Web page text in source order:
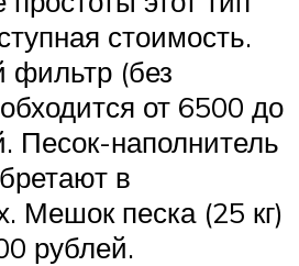
стоимость.
(без
от 6500 до
Песок-наполнитель
в
Мешок песка (25 кг)
рублей.